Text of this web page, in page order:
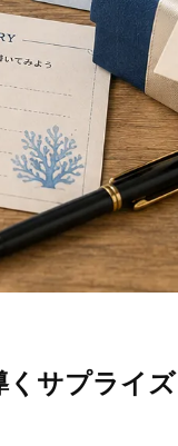
くサプライズ